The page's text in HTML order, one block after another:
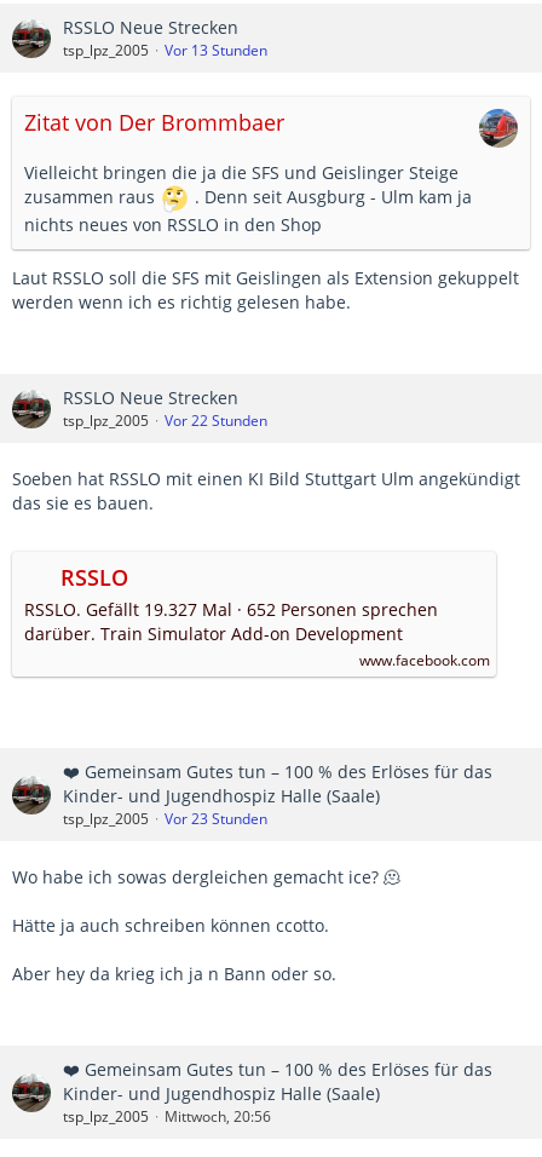
RSSLO Neue Strecken
tsp_lpz_2005 Vor 13 Stunden
Zitat von Der Brommbaer
Vielleicht bringen die ja die SFS und Geislinger Steige
zusammen raus
. Denn seit Ausgburg - Ulm kam ja
nichts neues von RSSLO in den Shop
Laut RSSLO soll die SFS mit Geislingen als Extension gekuppelt
werden wenn ich es richtig gelesen habe.
RSSLO Neue Strecken
tsp_lpz_2005 Vor 22 Stunden
Soeben hat RSSLO mit einen KI Bild Stuttgart Ulm angekündigt
das sie es bauen.
RSSLO
RSSLO. Gefällt 19.327 Mal · 652 Personen sprechen
darüber. Train Simulator Add-on Development
www.facebook.com
❤️ Gemeinsam Gutes tun – 100 % des Erlöses für das
Kinder- und Jugendhospiz Halle (Saale)
tsp_lpz_2005 Vor 23 Stunden
Wo habe ich sowas dergleichen gemacht ice? 🫠
Hätte ja auch schreiben können ccotto.
Aber hey da krieg ich ja n Bann oder so.
❤️ Gemeinsam Gutes tun – 100 % des Erlöses für das
Kinder- und Jugendhospiz Halle (Saale)
tsp_lpz_2005 Mittwoch, 20:56